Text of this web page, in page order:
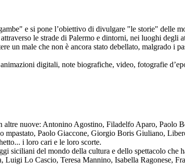
e si pone l’obiettivo di divulgare "le storie" delle
le strade di Palermo e dintorni, nei luoghi degli
un male che non è ancora stato debellato, malgrado i
digitali, note biografiche, video, fotografie
altre nuove: Antonino Agostino, Filadelfo Aparo,
Paolo Giaccone, Giorgio Boris Giuliano,
i loro cari e le loro scorte.
siciliani del mondo della cultura e dello spettacolo
Lo Cascio, Teresa Mannino, Isabella Ragonese,